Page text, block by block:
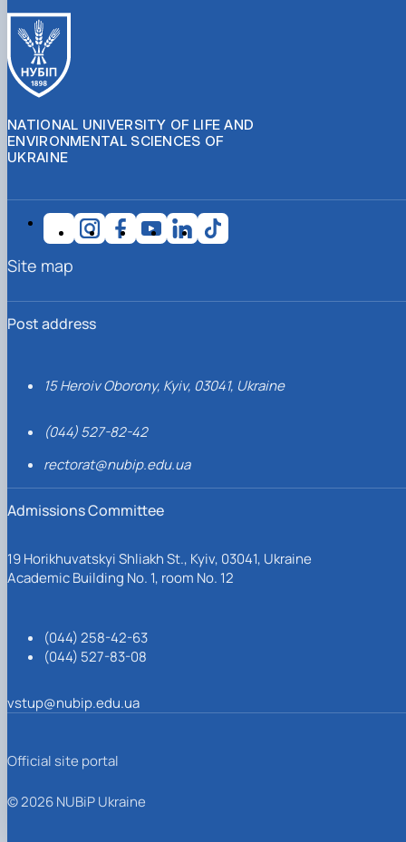
NATIONAL UNIVERSITY OF LIFE AND
ENVIRONMENTAL SCIENCES OF
UKRAINE
Post address
15 Heroiv Oborony, Kyiv, 03041, Ukraine
(044) 527-82-42
rectorat@nubip.edu.ua
Admissions Committee
19 Horikhuvatskyi Shliakh St., Kyiv, 03041, Ukraine
Academic Building No. 1, room No. 12
(044) 258-42-63
(044) 527-83-08
vstup@nubip.edu.ua
Site map
Official site portal
© 2026 NUBiP Ukraine